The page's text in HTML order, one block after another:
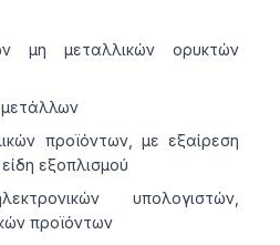
μη μεταλλικών ορυκτών
προϊόντων, με εξαίρεση
εξοπλισμού
υπολογιστών,
προϊόντων